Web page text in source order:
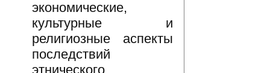
экономические,
культурные и
религиозные аспекты
последствий
этнического